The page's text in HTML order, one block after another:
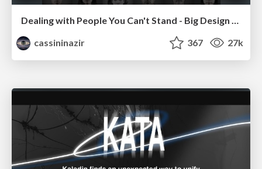
Dealing with People You Can't Stand - Big Design 2015
cassininazir
367 27k